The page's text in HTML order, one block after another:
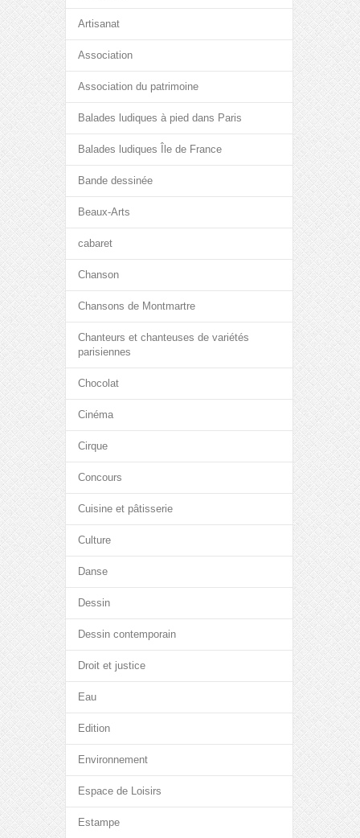
Artisanat
Association
Association du patrimoine
Balades ludiques à pied dans Paris
Balades ludiques Île de France
Bande dessinée
Beaux-Arts
cabaret
Chanson
Chansons de Montmartre
Chanteurs et chanteuses de variétés
parisiennes
Chocolat
Cinéma
Cirque
Concours
Cuisine et pâtisserie
Culture
Danse
Dessin
Dessin contemporain
Droit et justice
Eau
Edition
Environnement
Espace de Loisirs
Estampe